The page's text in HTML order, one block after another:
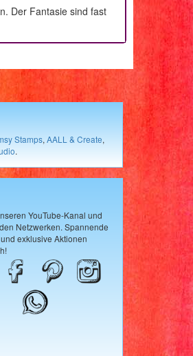
Der Fantasie sind fast
Stamps, AALL & Create,
.
YouTube-Kanal und
Netzwerken. Spannende
exklusive Aktionen